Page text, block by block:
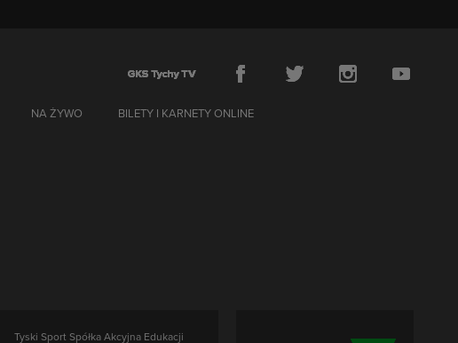
NA ŻYWO BILETY I KARNETY ONLINE
Tyski Sport Spółka Akcyjna Edukacji